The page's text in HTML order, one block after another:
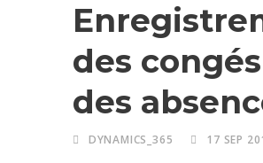
des
des
DYNAMICS_365 17 SEP